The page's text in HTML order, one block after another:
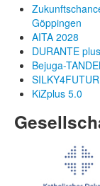
Göppingen
AITA 2028
DURANTE plus
Bejuga-
SILKY4FUTUR
KiZplus 5.0